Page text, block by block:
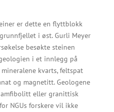
er dette en flyttblokk
i øst. Gurli Meyer
besøkte steinen
i et innlegg på
kvarts, feltspat
og magnetitt. Geologene
eller granittisk
NGUs forskere vil ikke